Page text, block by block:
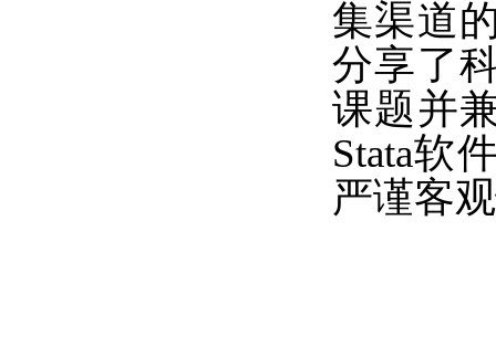
集渠道
分享了
课题并
Stata软
严谨客